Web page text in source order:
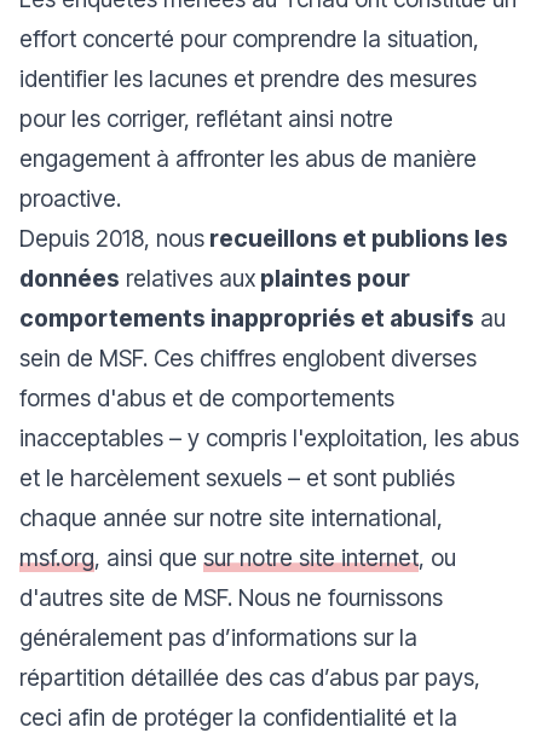
effort concerté pour comprendre la situation,
identifier les lacunes et prendre des mesures
pour les corriger, reflétant ainsi notre
engagement à affronter les abus de manière
proactive.
Depuis 2018, nous recueillons et publions les
données relatives aux plaintes pour
comportements inappropriés et abusifs au
sein de MSF. Ces chiffres englobent diverses
formes d'abus et de comportements
inacceptables – y compris l'exploitation, les abus
et le harcèlement sexuels – et sont publiés
chaque année sur notre site international,
msf.org, ainsi que sur notre site internet, ou
d'autres site de MSF. Nous ne fournissons
généralement pas d’informations sur la
répartition détaillée des cas d’abus par pays,
ceci afin de protéger la confidentialité et la